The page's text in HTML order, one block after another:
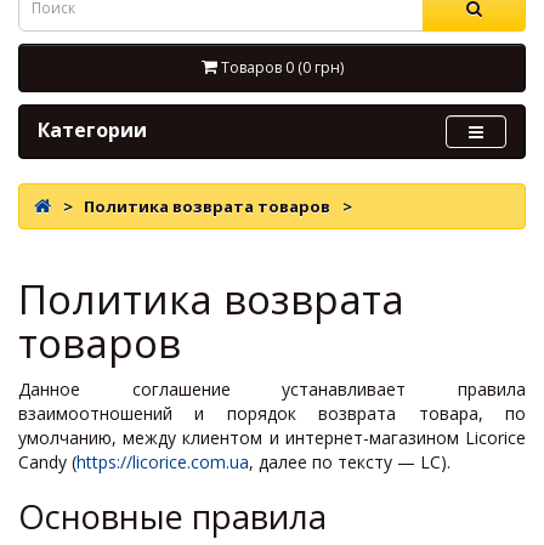
Товаров 0 (0 грн)
Категории
Политика возврата товаров
Политика возврата
товаров
Данное соглашение устанавливает правила
взаимоотношений и порядок возврата товара, по
умолчанию, между клиентом и интернет-магазином Licorice
Candy (https://licorice.com.ua, далее по тексту — LC).
Основные правила